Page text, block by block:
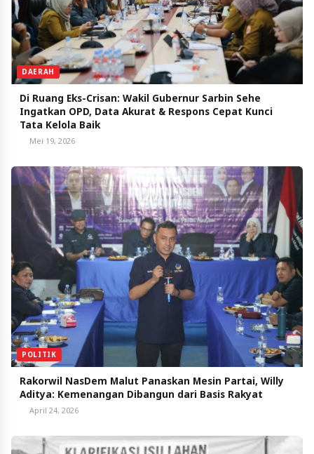
DAERAH
Di Ruang Eks-Crisan: Wakil Gubernur Sarbin Sehe
Ingatkan OPD, Data Akurat & Respons Cepat Kunci
Tata Kelola Baik
Mei 19, 2026
POLITIK
Rakorwil NasDem Malut Panaskan Mesin Partai, Willy
Aditya: Kemenangan Dibangun dari Basis Rakyat
April 24, 2026